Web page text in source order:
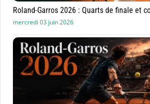
Roland-Garros 2026 : Quarts de finale et
mercredi 03 juin 2026